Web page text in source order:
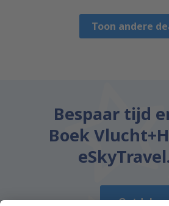
Toon andere
Bespaar tijd
Boek
Ontdek